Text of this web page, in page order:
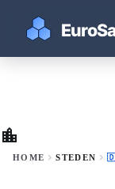
location_city
HOME chevron_rightSTEDEN chevron_right